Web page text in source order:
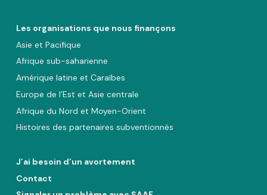
Les organisations que nous finançons
Asie et Pacifique
Afrique sub-saharienne
Amérique latine et Caraïbes
Europe de l’Est et Asie centrale
Afrique du Nord et Moyen-Orient
Histoires des partenaires subventionnés
J’ai besoin d’un avortement
Contact